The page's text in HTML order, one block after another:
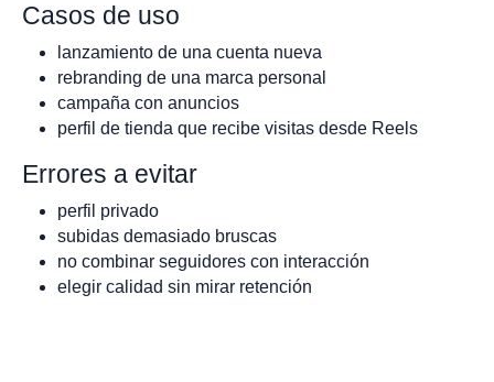
Casos de uso
lanzamiento de una cuenta nueva
rebranding de una marca personal
campaña con anuncios
perfil de tienda que recibe visitas desde Reels
Errores a evitar
perfil privado
subidas demasiado bruscas
no combinar seguidores con interacción
elegir calidad sin mirar retención